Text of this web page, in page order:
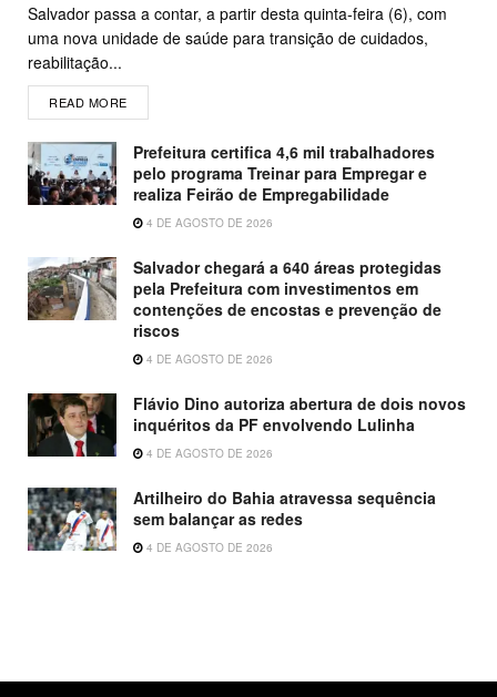
Salvador passa a contar, a partir desta quinta-feira (6), com
uma nova unidade de saúde para transição de cuidados,
reabilitação...
READ MORE
Prefeitura certifica 4,6 mil trabalhadores
pelo programa Treinar para Empregar e
realiza Feirão de Empregabilidade
4 DE AGOSTO DE 2026
Salvador chegará a 640 áreas protegidas
pela Prefeitura com investimentos em
contenções de encostas e prevenção de
riscos
4 DE AGOSTO DE 2026
Flávio Dino autoriza abertura de dois novos
inquéritos da PF envolvendo Lulinha
4 DE AGOSTO DE 2026
Artilheiro do Bahia atravessa sequência
sem balançar as redes
4 DE AGOSTO DE 2026